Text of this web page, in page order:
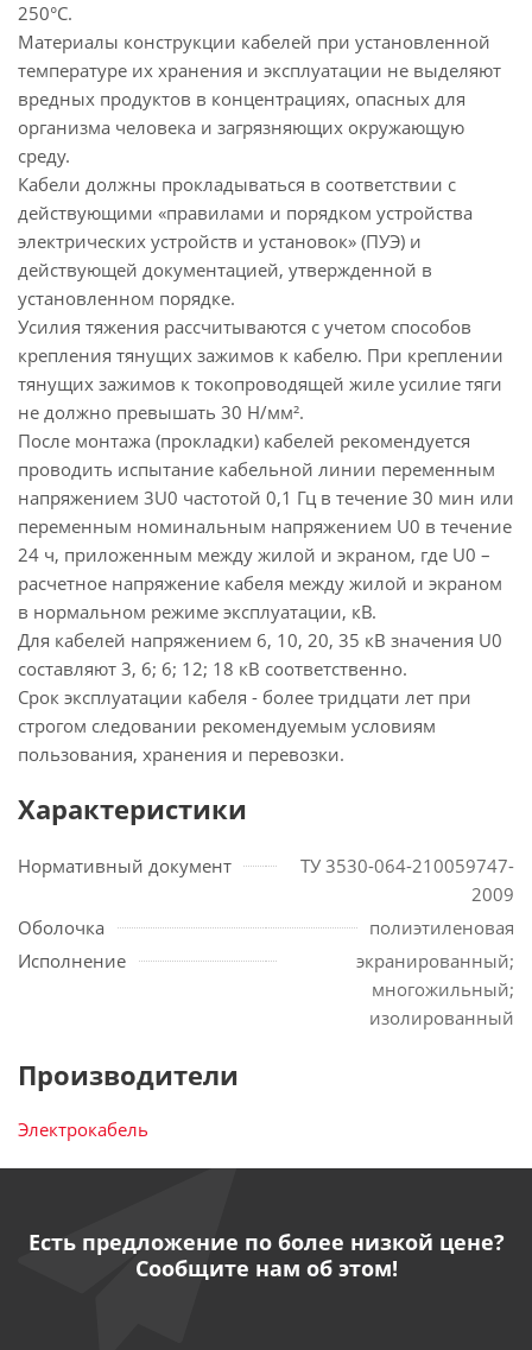
250°С.
Материалы конструкции кабелей при установленной
температуре их хранения и эксплуатации не выделяют
вредных продуктов в концентрациях, опасных для
организма человека и загрязняющих окружающую
среду.
Кабели должны прокладываться в соответствии с
действующими «правилами и порядком устройства
электрических устройств и установок» (ПУЭ) и
действующей документацией, утвержденной в
установленном порядке.
Усилия тяжения рассчитываются с учетом способов
крепления тянущих зажимов к кабелю. При креплении
тянущих зажимов к токопроводящей жиле усилие тяги
не должно превышать 30 Н/мм².
После монтажа (прокладки) кабелей рекомендуется
проводить испытание кабельной линии переменным
напряжением 3U0 частотой 0,1 Гц в течение 30 мин или
переменным номинальным напряжением U0 в течение
24 ч, приложенным между жилой и экраном, где U0 –
расчетное напряжение кабеля между жилой и экраном
в нормальном режиме эксплуатации, кВ.
Для кабелей напряжением 6, 10, 20, 35 кВ значения U0
составляют 3, 6; 6; 12; 18 кВ соответственно.
Срок эксплуатации кабеля - более тридцати лет при
строгом следовании рекомендуемым условиям
пользования, хранения и перевозки.
Характеристики
Нормативный документ
ТУ 3530-064-210059747-
2009
Оболочка
полиэтиленовая
Исполнение
экранированный;
многожильный;
изолированный
Производители
Электрокабель
Есть предложение по более низкой цене?
Сообщите нам об этом!